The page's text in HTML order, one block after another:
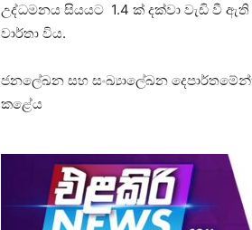
උද්ධමනය සියයට 1.4 ක් දක්වා වැඩි වී
වාර්තා විය.
ජනලේඛන සහ සංඛ්‍යාලේඛන
කළේය